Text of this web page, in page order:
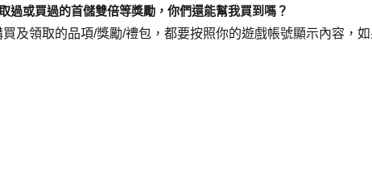
或買過的首儲雙倍等獎勵，你們還能幫我買到嗎？
及領取的品項/獎勵/禮包，都要按照你的遊戲帳號顯示內容，